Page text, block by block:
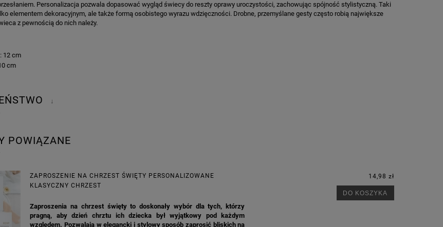
Personalizacja pozwala dopasować wygląd świecy do reszty oprawy uroczystości, zachowując spójność stylistyczną. Taki
elementem dekoracyjnym, ale także formą osobistego wyrazu wdzięczności. Drobne, przemyślane gesty często robią największe
z pewnością do nich należy.
12 cm
cm
↓
POWIĄZANE
ZAPROSZENIE NA CHRZEST ŚWIĘTY PERSONALIZOWANE
KLASYCZNY CHRZEST
Zaproszenia na chrzest święty to doskonały wybór dla tych, którzy
pragną, aby dzień chrztu ich dziecka był wyjątkowy pod każdym
względem. Pozwalają w elegancki i stylowy sposób zaprosić bliskich na
14,98 zł
DO KOSZYKA